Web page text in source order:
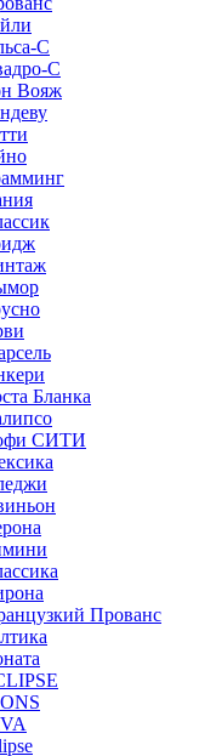
С
С
Вояж
Бланка
СИТИ
Прованс